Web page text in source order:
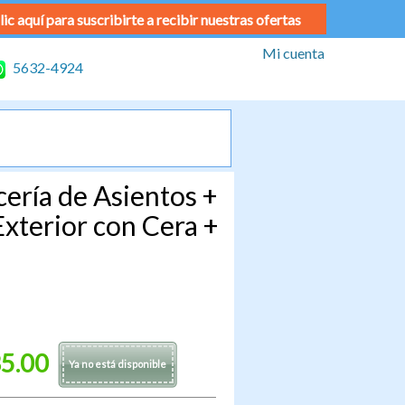
aquí para suscribirte a recibir nuestras ofertas
5632-4924
Mi cuenta
de Asientos +
con Cera +
Ya no está disponible